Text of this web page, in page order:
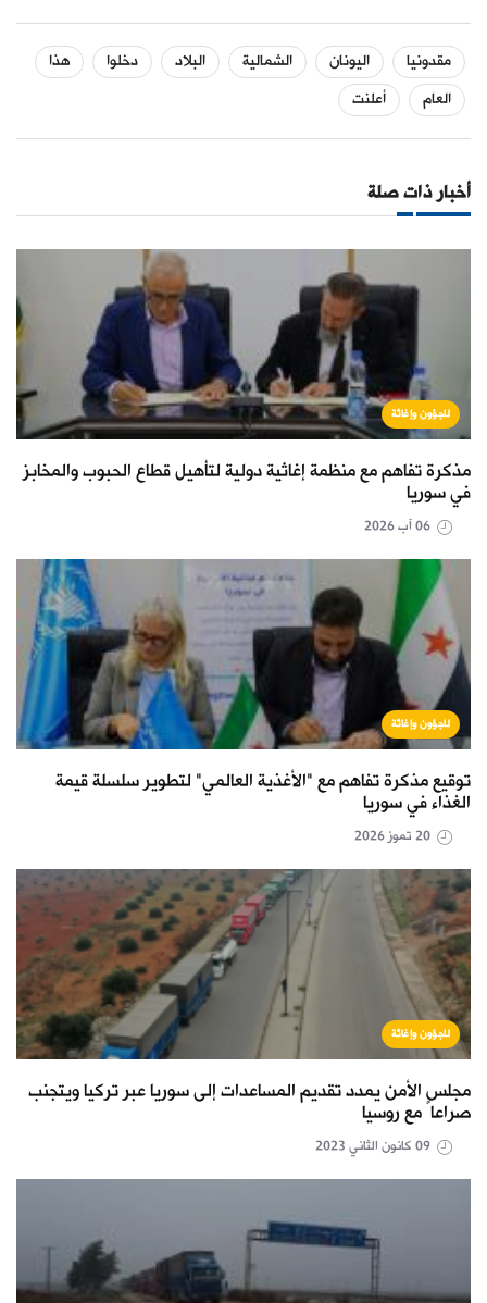
مقدونيا اليونان الشمالية البلاد دخلوا
هذا
العام
أعلنت
أخبار ذات صلة
لاجؤون وإغاثة
مذكرة تفاهم مع منظمة إغاثية دولية لتأهيل قطاع الحبوب والمخابز
في سوريا
لاجؤون وإغاثة
توقيع مذكرة تفاهم مع "الأغذية العالمي" لتطوير سلسلة قيمة
الغذاء في سوريا
لاجؤون وإغاثة
مجلس الأمن يمدد تقديم المساعدات إلى سوريا عبر تركيا ويتجنب
صراعاً مع روسيا